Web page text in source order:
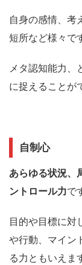
自身の感情、考
短所など様々で
メタ認知能力、
に捉えることが
自制心
あらゆる状況、
ントロール力で
目的や目標に対
や行動、マイン
る力ともいえま